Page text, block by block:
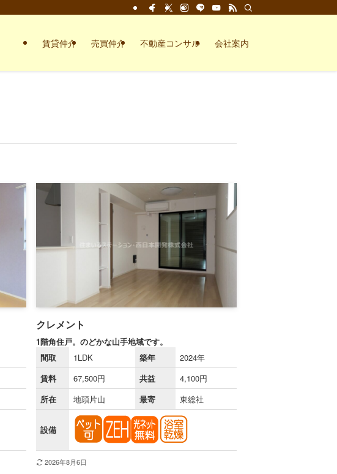
賃貸仲介 売買仲介 不動産コンサル 会社案内
クレメント
1階角住戸。のどかな山手地域です。
間取
1LDK 築年
2024年
賃料
67,500円 共益
4,100円
所在
地頭片山 最寄 東総社
設備
2026年8月6日